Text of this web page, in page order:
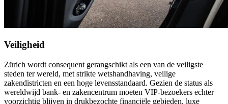
Veiligheid
Zürich wordt consequent gerangschikt als een van de veiligste
steden ter wereld, met strikte wetshandhaving, veilige
zakendistricten en een hoge levensstandaard. Gezien de status als
wereldwijd bank- en zakencentrum moeten VIP-bezoekers echter
voorzichtig blijven in drukbezochte financiële gebieden, luxe